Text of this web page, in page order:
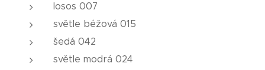
losos 007
světle béžová 015
šedá 042
světle modrá 024